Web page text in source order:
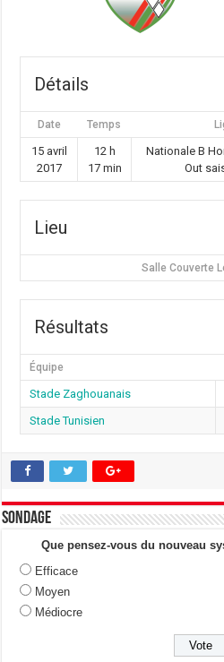
Détails
Date Temps
15 avril
2017
12 h
17 min
Nationale B
Out
Lieu
Salle Couverte
Résultats
Équipe
Stade Zaghouanais
Stade Tunisien
Sondage
Que pensez-vous du nouveau
Efficace
Moyen
Médiocre